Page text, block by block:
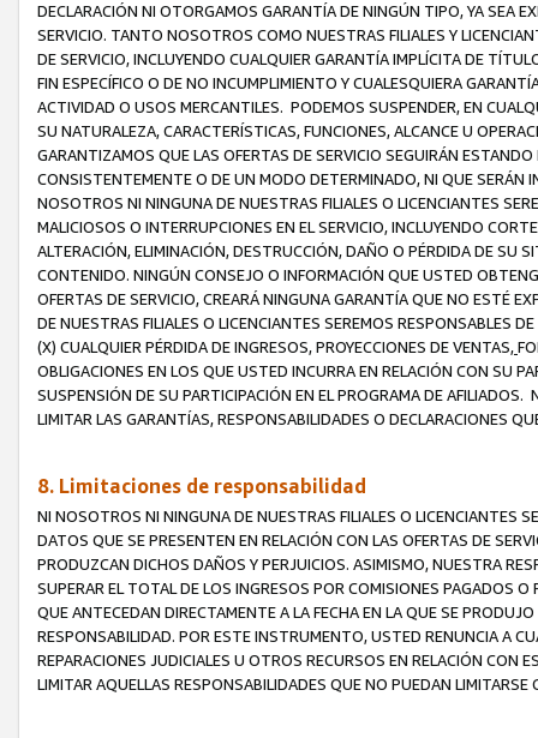
DECLARACIÓN NI OTORGAMOS GARANTÍA DE NINGÚN TIPO, YA SEA
SERVICIO. TANTO NOSOTROS COMO NUESTRAS FILIALES Y
DE SERVICIO, INCLUYENDO CUALQUIER GARANTÍA IMPLÍCITA DE
FIN ESPECÍFICO O DE NO INCUMPLIMIENTO Y CUALESQUIERA
ACTIVIDAD O USOS MERCANTILES. PODEMOS SUSPENDER, EN
SU NATURALEZA, CARACTERÍSTICAS, FUNCIONES, ALCANCE U
GARANTIZAMOS QUE LAS OFERTAS DE SERVICIO SEGUIRÁN
CONSISTENTEMENTE O DE UN MODO DETERMINADO, NI QUE SERÁN
NOSOTROS NI NINGUNA DE NUESTRAS FILIALES O LICENCIANTES
MALICIOSOS O INTERRUPCIONES EN EL SERVICIO, INCLUYENDO
ALTERACIÓN, ELIMINACIÓN, DESTRUCCIÓN, DAÑO O PÉRDIDA DE SU
CONTENIDO. NINGÚN CONSEJO O INFORMACIÓN QUE USTED
OFERTAS DE SERVICIO, CREARÁ NINGUNA GARANTÍA QUE NO ESTÉ
DE NUESTRAS FILIALES O LICENCIANTES SEREMOS RESPONSABLES
(X) CUALQUIER PÉRDIDA DE INGRESOS, PROYECCIONES DE VENTAS,
OBLIGACIONES EN LOS QUE USTED INCURRA EN RELACIÓN CON SU
SUSPENSIÓN DE SU PARTICIPACIÓN EN EL PROGRAMA DE
LIMITAR LAS GARANTÍAS, RESPONSABILIDADES O DECLARACIONES
8. Limitaciones de responsabilidad
NI NOSOTROS NI NINGUNA DE NUESTRAS FILIALES O LICENCIANTES
DATOS QUE SE PRESENTEN EN RELACIÓN CON LAS OFERTAS DE
PRODUZCAN DICHOS DAÑOS Y PERJUICIOS. ASIMISMO, NUESTRA
SUPERAR EL TOTAL DE LOS INGRESOS POR COMISIONES PAGADOS
QUE ANTECEDAN DIRECTAMENTE A LA FECHA EN LA QUE SE
RESPONSABILIDAD. POR ESTE INSTRUMENTO, USTED RENUNCIA A
REPARACIONES JUDICIALES U OTROS RECURSOS EN RELACIÓN CON
LIMITAR AQUELLAS RESPONSABILIDADES QUE NO PUEDAN LIMITARSE